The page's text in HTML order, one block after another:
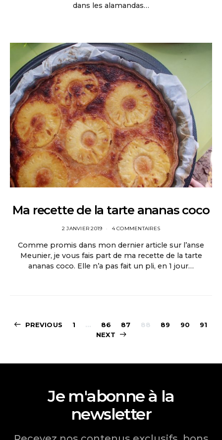
dans les alamandas…
Ma recette de la tarte ananas coco
2 JANVIER 2019 4 COMMENTAIRES
Comme promis dans mon dernier article sur l’anse
Meunier, je vous fais part de ma recette de la tarte
ananas coco. Elle n’a pas fait un pli, en 1 jour…
Pagination
publications
PREVIOUS 1 … 86 87 88 89 90
91
NEXT
Je m'abonne à la
newsletter